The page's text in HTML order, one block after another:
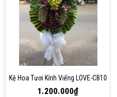
Kệ Hoa Tươi Kính Viếng LOVE-CB10
1.200.000₫